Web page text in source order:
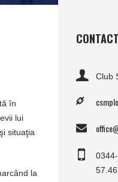
în
lui
situaţia
la
CONTACT
Club